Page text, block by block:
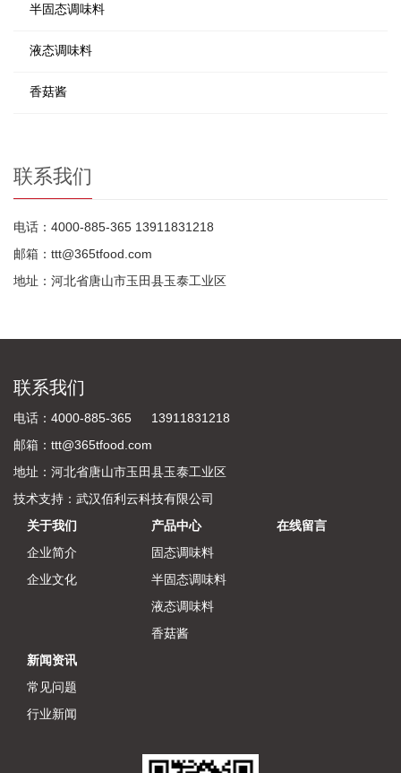
半固态调味料
液态调味料
香菇酱
联系我们
电话：4000-885-365 13911831218
邮箱：ttt@365tfood.com
地址：河北省唐山市玉田县玉泰工业区
联系我们
电话：4000-885-365 13911831218
邮箱：ttt@365tfood.com
地址：河北省唐山市玉田县玉泰工业区
技术支持： 武汉佰利云科技有限公司
关于我们
企业简介
企业文化
产品中心
固态调味料
半固态调味料
液态调味料
香菇酱
在线留言
新闻资讯
常见问题
行业新闻